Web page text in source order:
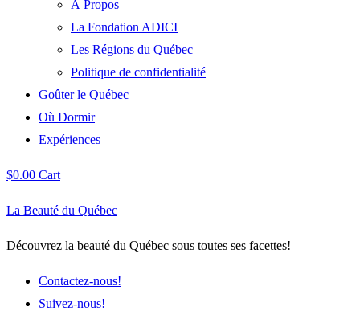
À Propos
La Fondation ADICI
Les Régions du Québec
Politique de confidentialité
Goûter le Québec
Où Dormir
Expériences
$0.00 Cart
La Beauté du Québec
Découvrez la beauté du Québec sous toutes ses facettes!
Contactez-nous!
Suivez-nous!